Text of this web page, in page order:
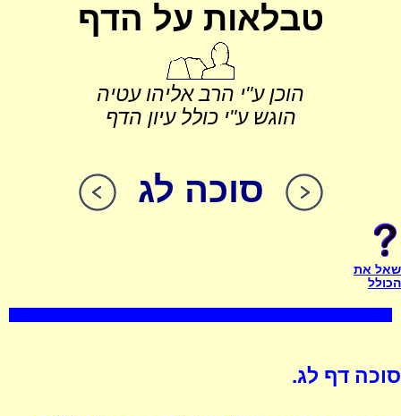
טבלאות על הדף
הוכן ע"י הרב אליהו עטיה
הוגש ע"י כולל עיון הדף
סוכה לג
שאל את
הכולל
סוכה דף לג.